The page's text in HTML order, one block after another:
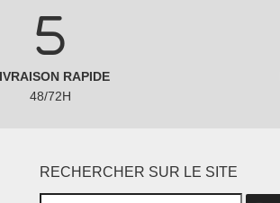
RAPIDE
48/72H
RECHERCHER SUR LE SITE